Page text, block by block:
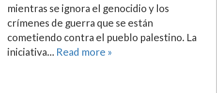
mientras se ignora el genocidio y los
crímenes de guerra que se están
cometiendo contra el pueblo palestino. La
iniciativa… Read more »